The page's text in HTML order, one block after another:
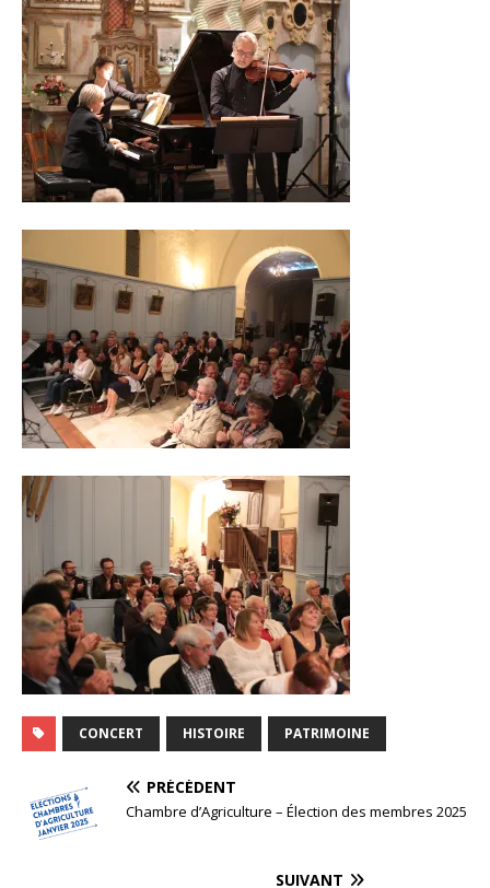
CONCERT HISTOIRE PATRIMOINE
PRÉCÉDENT
Chambre d’Agriculture – Élection des membres 2025
SUIVANT